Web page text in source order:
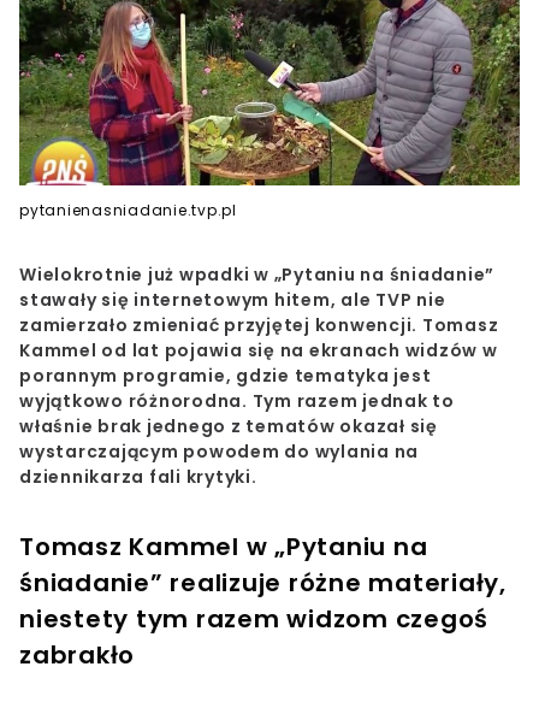
pytanienasniadanie.tvp.pl
Wielokrotnie już wpadki w „Pytaniu na śniadanie”
stawały się internetowym hitem, ale TVP nie
zamierzało zmieniać przyjętej konwencji. Tomasz
Kammel od lat pojawia się na ekranach widzów w
porannym programie, gdzie tematyka jest
wyjątkowo różnorodna. Tym razem jednak to
właśnie brak jednego z tematów okazał się
wystarczającym powodem do wylania na
dziennikarza fali krytyki.
Tomasz Kammel w „Pytaniu na
śniadanie” realizuje różne materiały,
niestety tym razem widzom czegoś
zabrakło